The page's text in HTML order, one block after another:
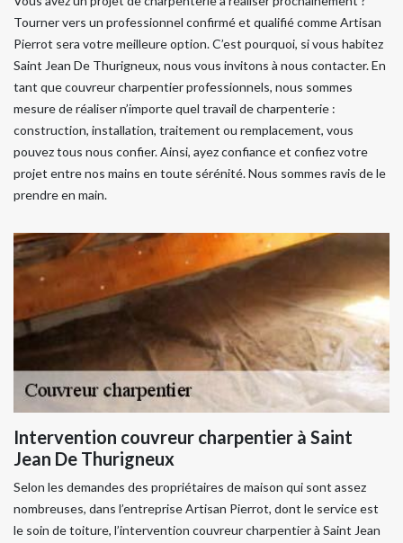
Tourner vers un professionnel confirmé et qualifié comme Artisan
Pierrot sera votre meilleure option. C’est pourquoi, si vous habitez
Saint Jean De Thurigneux, nous vous invitons à nous contacter. En
tant que couvreur charpentier professionnels, nous sommes
mesure de réaliser n’importe quel travail de charpenterie :
construction, installation, traitement ou remplacement, vous
pouvez tous nous confier. Ainsi, ayez confiance et confiez votre
projet entre nos mains en toute sérénité. Nous sommes ravis de le
prendre en main.
Intervention couvreur charpentier à Saint
Jean De Thurigneux
Selon les demandes des propriétaires de maison qui sont assez
nombreuses, dans l’entreprise Artisan Pierrot, dont le service est
le soin de toiture, l’intervention couvreur charpentier à Saint Jean